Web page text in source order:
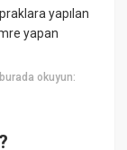
yapılan
yapan
okuyun: